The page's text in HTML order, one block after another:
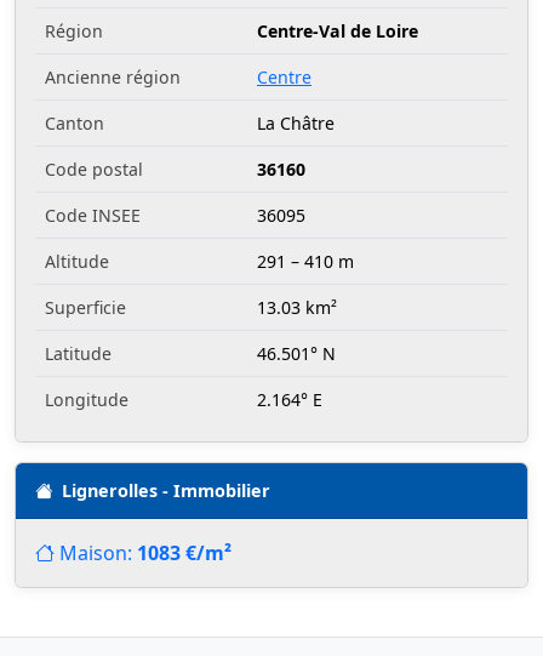
Région
Centre-Val de Loire
Ancienne région
Centre
Canton
La Châtre
Code postal
36160
Code INSEE
36095
Altitude
291 – 410 m
Superficie
13.03 km²
Latitude
46.501° N
Longitude
2.164° E
Lignerolles - Immobilier
Maison: 1083 €/m²